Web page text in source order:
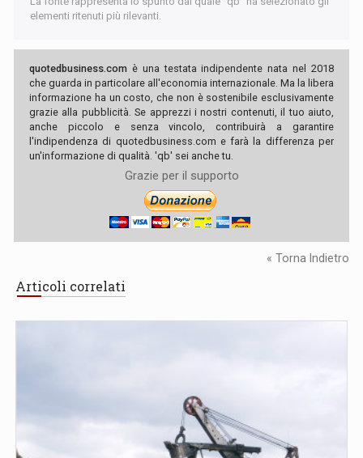
elementi ritenuti più rilevanti.
quotedbusiness.com è una testata indipendente nata nel 2018
che guarda in particolare all'economia internazionale. Ma la libera
informazione ha un costo, che non è sostenibile esclusivamente
grazie alla pubblicità. Se apprezzi i nostri contenuti, il tuo aiuto,
anche piccolo e senza vincolo, contribuirà a garantire
l'indipendenza di quotedbusiness.com e farà la differenza per
un'informazione di qualità. 'qb' sei anche tu.
Grazie per il supporto
« Torna Indietro
Articoli correlati